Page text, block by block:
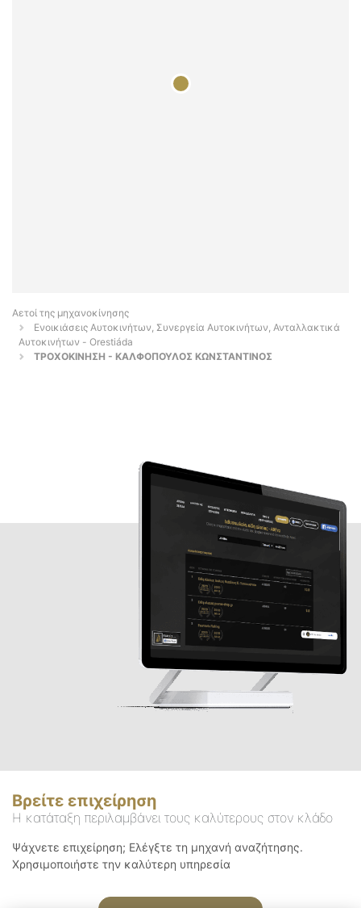
Αετοί της μηχανοκίνησης
Ενοικιάσεις Αυτοκινήτων, Συνεργεία Αυτοκινήτων, Ανταλλακτικά
Αυτοκινήτων - Orestiáda
ΤΡΟΧΟΚΙΝΗΣΗ - ΚΑΛΦΟΠΟΥΛΟΣ ΚΩΝΣΤΑΝΤΙΝΟΣ
Βρείτε επιχείρηση
Η κατάταξη περιλαμβάνει τους καλύτερους στον κλάδο
Ψάχνετε επιχείρηση; Ελέγξτε τη μηχανή αναζήτησης.
Χρησιμοποιήστε την καλύτερη υπηρεσία